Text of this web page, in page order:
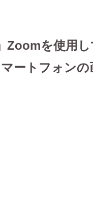
Zoomを使用
ートフォン